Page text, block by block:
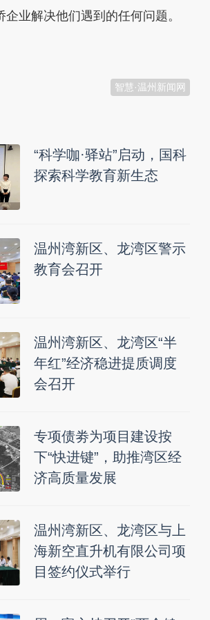
业解决他们遇到的任何问题。
智慧·温州新闻网
“科学咖·驿站”启动，国科
探索科学教育新生态
温州湾新区、龙湾区警示
教育会召开
温州湾新区、龙湾区“半
年红”经济稳进提质调度
会召开
专项债劵为项目建设按
下“快进键”，助推湾区经
济高质量发展
温州湾新区、龙湾区与上
海新空直升机有限公司项
目签约仪式举行